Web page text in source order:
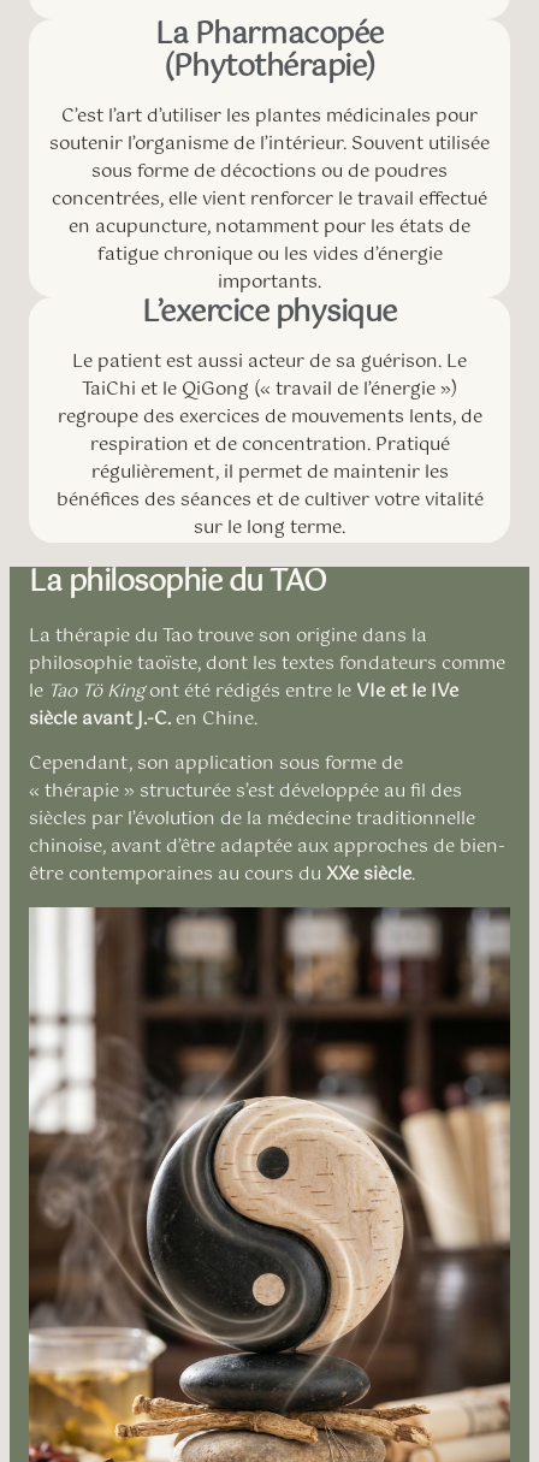
La Pharmacopée
(Phytothérapie)
C’est l’art d’utiliser les plantes médicinales pour
soutenir l’organisme de l’intérieur. Souvent utilisée
sous forme de décoctions ou de poudres
concentrées, elle vient renforcer le travail effectué
en acupuncture, notamment pour les états de
fatigue chronique ou les vides d’énergie
importants.
L’exercice physique
Le patient est aussi acteur de sa guérison. Le
TaiChi et le QiGong (« travail de l’énergie »)
regroupe des exercices de mouvements lents, de
respiration et de concentration. Pratiqué
régulièrement, il permet de maintenir les
bénéfices des séances et de cultiver votre vitalité
sur le long terme.
La philosophie du TAO
La thérapie du Tao trouve son origine dans la
philosophie taoïste, dont les textes fondateurs comme
le Tao Tö Kingont été rédigés entre le VIe et le IVe
siècle avant J.-C. en Chine.
Cependant, son application sous forme de
« thérapie » structurée s’est développée au fil des
siècles par l’évolution de la médecine traditionnelle
chinoise, avant d’être adaptée aux approches de bien-
être contemporaines au cours du XXe siècle.